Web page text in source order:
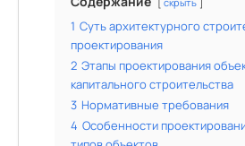
1 Суть архитектурного
проектирования
2 Этапы проектирования
капитального строительства
3 Нормативные требования
4 Особенности